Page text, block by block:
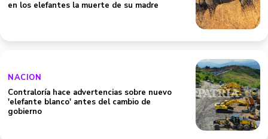
en los elefantes la muerte de su madre
NACION
Contraloría hace advertencias sobre nuevo
'elefante blanco' antes del cambio de
gobierno